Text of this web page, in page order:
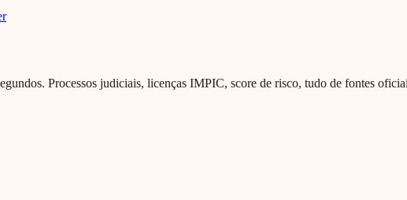
Processos judiciais, licenças IMPIC, score de risco, tudo de fontes